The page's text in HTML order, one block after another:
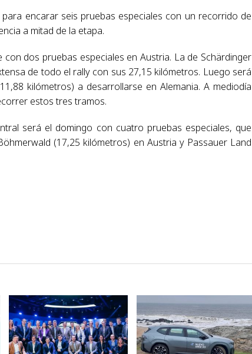
encarar seis pruebas especiales con un recorrido de
a mitad de la etapa.
dos pruebas especiales en Austria. La de Schärdinger
de todo el rally con sus 27,15 kilómetros. Luego será
kilómetros) a desarrollarse en Alemania. A mediodía
estos tres tramos.
será el domingo con cuatro pruebas especiales, que
(17,25 kilómetros) en Austria y Passauer Land
VER NOTA VER NOTA